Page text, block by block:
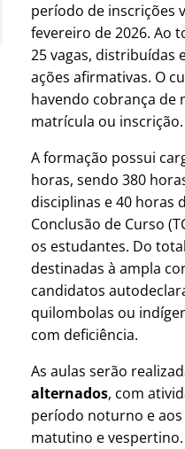
período de inscrições
fevereiro de 2026. Ao
25 vagas, distribuídas
ações afirmativas. O
havendo cobrança de
matrícula ou inscrição.
A formação possui
horas, sendo 380
disciplinas e 40 horas
Conclusão de Curso
os estudantes. Do
destinadas à ampla
candidatos
quilombolas ou
com deficiência.
As aulas serão
alternados, com
período noturno e
matutino e